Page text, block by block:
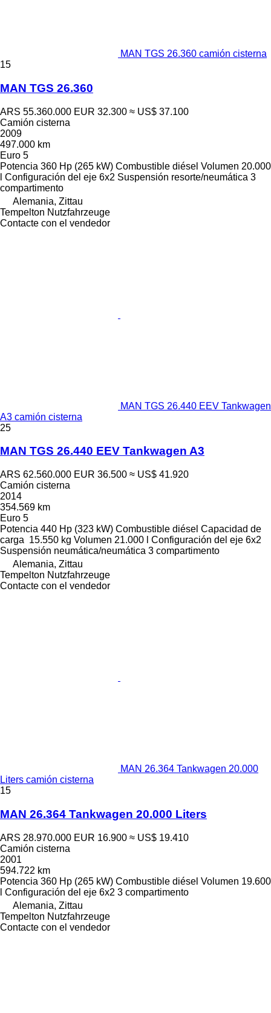
MAN TGS 26.360 camión cisterna
15
MAN TGS 26.360
ARS 55.360.000 EUR 32.300 ≈ US$ 37.100
Camión cisterna
2009
497.000 km
Euro 5
Potencia 360 Hp (265 kW) Combustible diésel Volumen 20.000
Configuración del eje 6x2 Suspensión resorte/neumática 3
compartimento
Alemania, Zittau
Tempelton Nutzfahrzeuge
Contacte con el vendedor
MAN TGS 26.440 EEV Tankwagen
A3 camión cisterna
25
MAN TGS 26.440 EEV Tankwagen A3
ARS 62.560.000 EUR 36.500 ≈ US$ 41.920
Camión cisterna
2014
354.569 km
Euro 5
Potencia 440 Hp (323 kW) Combustible diésel Capacidad de
carga 15.550 kg Volumen 21.000 l Configuración del eje 6x2
Suspensión neumática/neumática 3 compartimento
Alemania, Zittau
Tempelton Nutzfahrzeuge
Contacte con el vendedor
MAN 26.364 Tankwagen 20.000
Liters camión cisterna
15
MAN 26.364 Tankwagen 20.000 Liters
ARS 28.970.000 EUR 16.900 ≈ US$ 19.410
Camión cisterna
2001
594.722 km
Potencia 360 Hp (265 kW) Combustible diésel Volumen 19.600
Configuración del eje 6x2 3 compartimento
Alemania, Zittau
Tempelton Nutzfahrzeuge
Contacte con el vendedor